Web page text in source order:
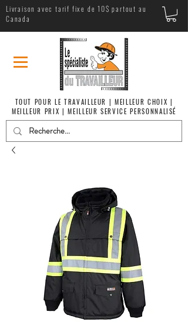
Livraison avec tarif fixe de 10$ partout au
Canada
TOUT POUR LE TRAVAILLEUR | MEILLEUR CHOIX |
MEILLEUR PRIX | MEILLEUR SERVICE PERSONNALISÉ